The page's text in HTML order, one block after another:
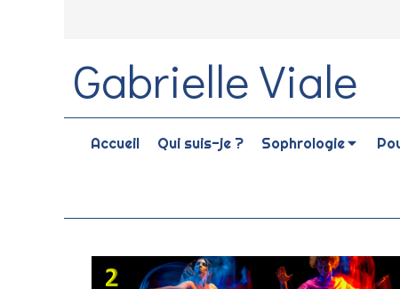
Gabrielle Viale
Accueil Qui suis-je ? Sophrologie